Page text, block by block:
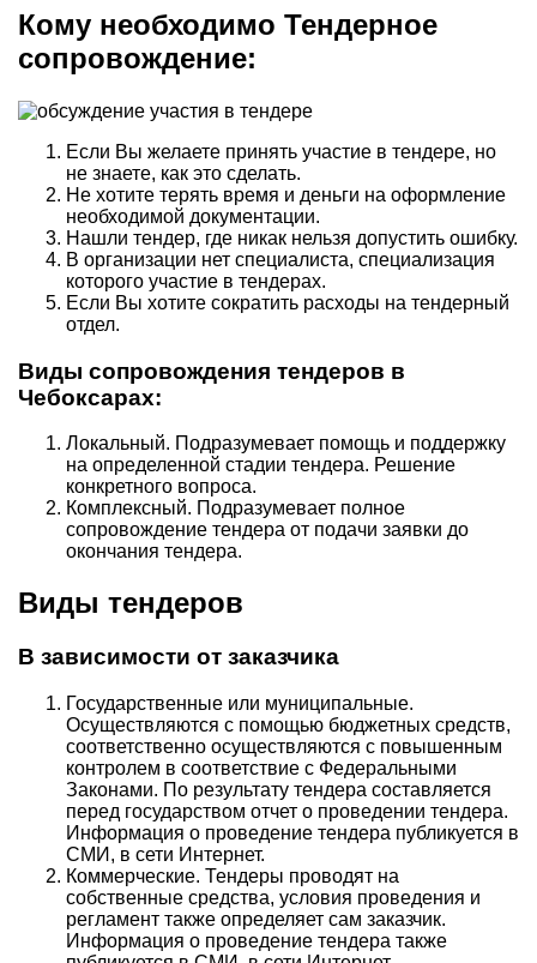
Кому необходимо Тендерное
сопровождение:
Если Вы желаете принять участие в тендере, но
не знаете, как это сделать.
Не хотите терять время и деньги на оформление
необходимой документации.
Нашли тендер, где никак нельзя допустить ошибку.
В организации нет специалиста, специализация
которого участие в тендерах.
Если Вы хотите сократить расходы на тендерный
отдел.
Виды сопровождения тендеров в
Чебоксарах:
Локальный. Подразумевает помощь и поддержку
на определенной стадии тендера. Решение
конкретного вопроса.
Комплексный. Подразумевает полное
сопровождение тендера от подачи заявки до
окончания тендера.
Виды тендеров
В зависимости от заказчика
Государственные или муниципальные.
Осуществляются с помощью бюджетных средств,
соответственно осуществляются с повышенным
контролем в соответствие с Федеральными
Законами. По результату тендера составляется
перед государством отчет о проведении тендера.
Информация о проведение тендера публикуется в
СМИ, в сети Интернет.
Коммерческие. Тендеры проводят на
собственные средства, условия проведения и
регламент также определяет сам заказчик.
Информация о проведение тендера также